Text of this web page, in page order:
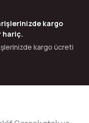
kargo
hariç.
kargo ücreti